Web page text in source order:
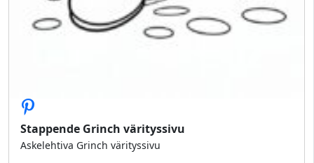
Stappende Grinch värityssivu
Askelehtiva Grinch värityssivu